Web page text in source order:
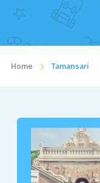
Home Tamansari